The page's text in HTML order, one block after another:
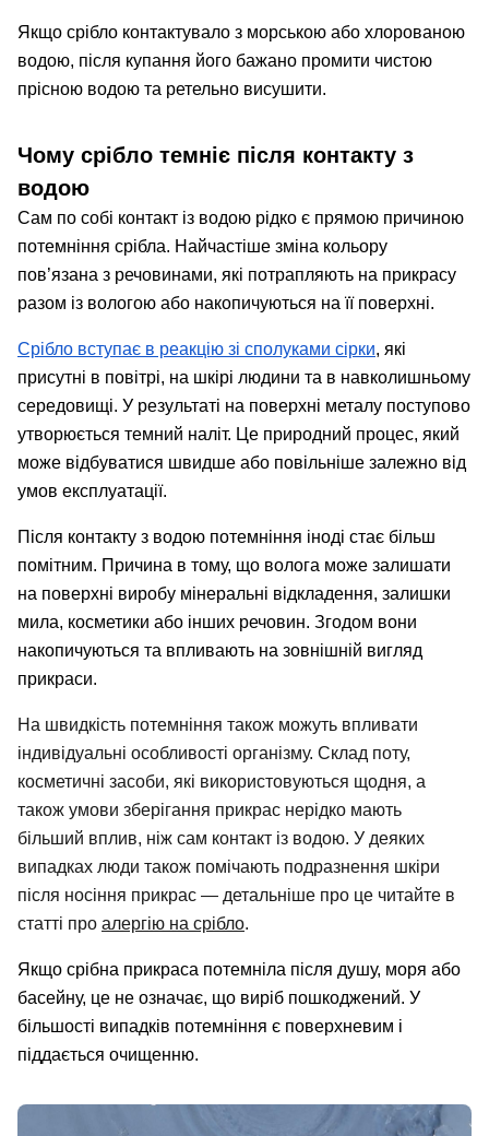
Якщо срібло контактувало з морською або хлорованою
водою, після купання його бажано промити чистою
прісною водою та ретельно висушити.
Чому срібло темніє після контакту з
водою
Сам по собі контакт із водою рідко є прямою причиною
потемніння срібла. Найчастіше зміна кольору
пов’язана з речовинами, які потрапляють на прикрасу
разом із вологою або накопичуються на її поверхні.
Срібло вступає в реакцію зі сполуками сірки, які
присутні в повітрі, на шкірі людини та в навколишньому
середовищі. У результаті на поверхні металу поступово
утворюється темний наліт. Це природний процес, який
може відбуватися швидше або повільніше залежно від
умов експлуатації.
Після контакту з водою потемніння іноді стає більш
помітним. Причина в тому, що волога може залишати
на поверхні виробу мінеральні відкладення, залишки
мила, косметики або інших речовин. Згодом вони
накопичуються та впливають на зовнішній вигляд
прикраси.
На швидкість потемніння також можуть впливати
індивідуальні особливості організму. Склад поту,
косметичні засоби, які використовуються щодня, а
також умови зберігання прикрас нерідко мають
більший вплив, ніж сам контакт із водою. У деяких
випадках люди також помічають подразнення шкіри
після носіння прикрас — детальніше про це читайте в
статті про алергію на срібло.
Якщо срібна прикраса потемніла після душу, моря або
басейну, це не означає, що виріб пошкоджений. У
більшості випадків потемніння є поверхневим і
піддається очищенню.